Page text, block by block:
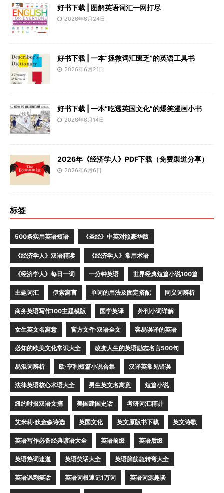
好书下载 | 图解英语词汇一网打尽
2026年6月24日
好书下载 | 一本“拯救词汇匮乏”的英语工具书
2026年6月21日
好书下载 | 一本“吃透英国文化”的爆笑漫画小书
2026年6月14日
2026年《经济学人》PDF下载（免费渠道分享）
2026年6月6日
标签
500条实用英语短语 《圣经》中英对照豪华版
《经济学人》双语精读 《经济学人》常用术语
《经济学人》每日一词 一分钟英语 世界经典短篇小说100篇
主题词汇 伊索寓言 单词的用法及固定搭配 同义词辨析
商务英语写作100主题模版 国学英译 外刊小词详解
女生英文名寓意 官方文件·双语全文 容易误译的英语
必知的欧美文化常识大全 改变人生的英语励志名言500句
易混词辨析 欧·亨利短篇小说合集 汉译英常见错误
法律英语核心术语大全 男生英文名寓意 短篇小说
纽约时报双语文摘 美国建国史话 考研词汇精讲
艾米莉·狄金森诗选 英国文化 英文原版书下载 英文诗歌
英语写作必备经典谚语大全 英语前缀 英语后缀
英语热词速递 英语笑话大全 英语脑筋急转弯大全
英语讽刺笑话 英语词根速记1万词 英语词源趣谈